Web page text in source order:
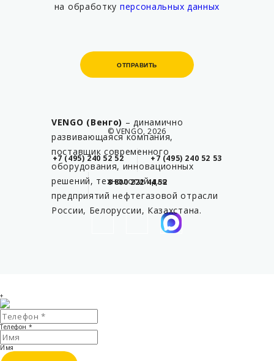
на обработку персональных данных
ОТПРАВИТЬ
ОТПРАВИТЬ
© VENGO, 2026
+7 (495) 240 52 52 +7 (495) 240 52 53
8 800 222 44 52
VENGO (Венго) – динамично
развивающаяся компания,
поставщик современного
оборудования, инновационных
решений, технологий для
предприятий нефтегазовой отрасли
России, Белоруссии, Казахстана.
+
Телефон *
Имя